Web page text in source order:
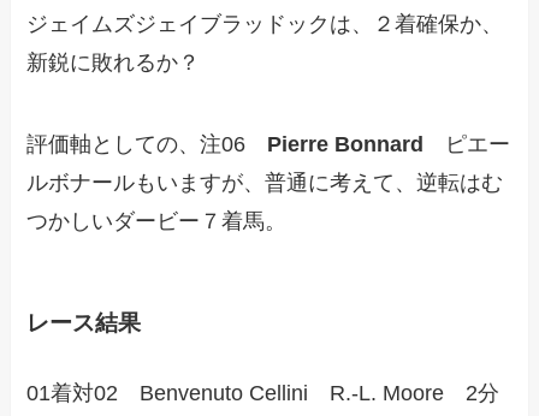
ジェイムズジェイブラッドックは、２着確保か、
新鋭に敗れるか？
評価軸としての、注06 Pierre Bonnard ピエー
ルボナールもいますが、普通に考えて、逆転はむ
つかしいダービー７着馬。
レース結果
01着対02 Benvenuto Cellini R.-L. Moore 2分